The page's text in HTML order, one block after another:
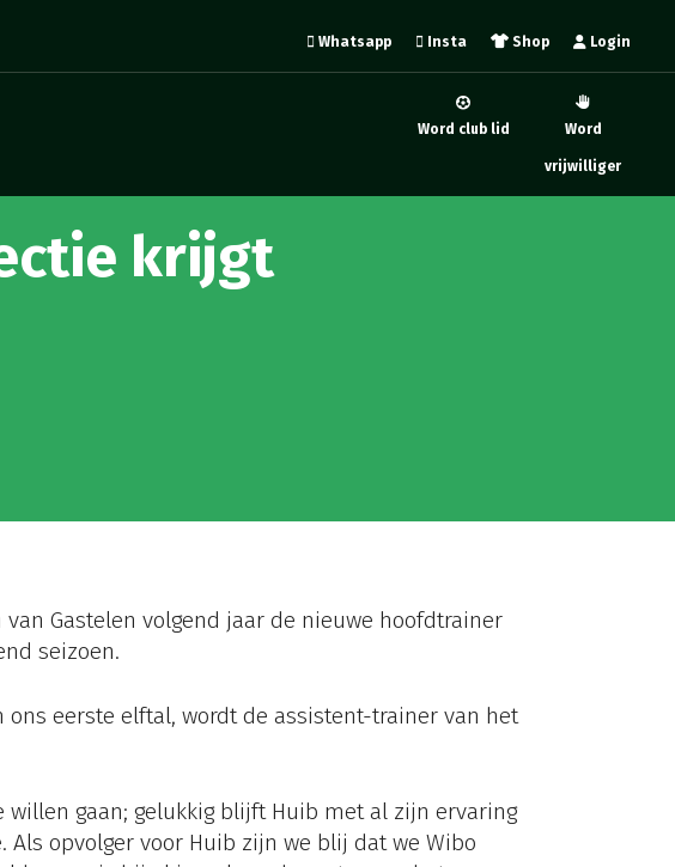
Login
Shop
Insta
Whatsapp
Word
vrijwilliger
Word club lid
krijgt
Gastelen volgend jaar de nieuwe hoofdtrainer
seizoen.
eerste elftal, wordt de assistent-trainer van het
willen gaan; gelukkig blijft Huib met al zijn ervaring
opvolger voor Huib zijn we blij dat we Wibo